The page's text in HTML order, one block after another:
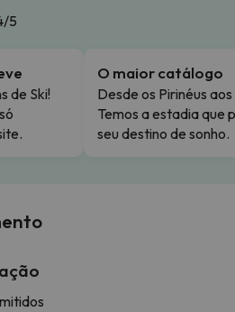
5
de Ski!
O maior catálogo
Desde os Pirinéus
Temos a estadia que
seu destino de sonho.